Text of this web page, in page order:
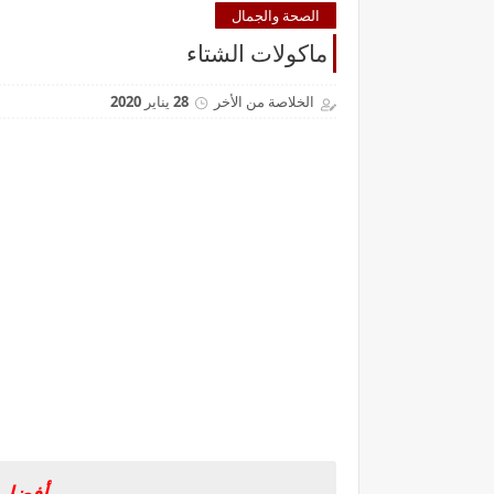
الصحة والجمال
ماكولات الشتاء
الخلاصة من الأخر 28 يناير 2020